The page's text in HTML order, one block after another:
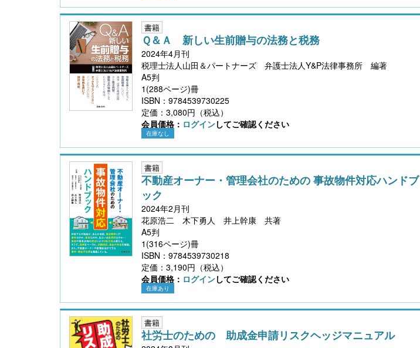
書籍
Ｑ＆Ａ 新しい生前贈与の法務と税務
2024年4月刊
税理士法人山田＆パートナーズ 弁護士法人Y&P法律事務所 編著
A5判
1(288ページ)冊
ISBN：9784539730225
定価：3,080円（税込）
会員価格： ログインしてご確認ください
在庫なし
書籍
不動産オーナー・管理会社のための 事故物件対応ハンドブ
ック
2024年2月刊
花原浩二 木下勇人 井上幹康 共著
A5判
1(316ページ)冊
ISBN：9784539730218
定価：3,190円（税込）
会員価格： ログインしてご確認ください
在庫あり
書籍
社労士のための 助成金申請リスクヘッジマニュアル